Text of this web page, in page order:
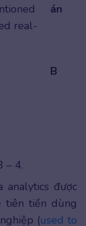
real-
án
B
– 4.
analytics được
tiên tiến dùng
(used to